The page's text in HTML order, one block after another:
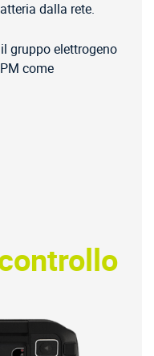
dalla rete.
gruppo elettrogeno
come